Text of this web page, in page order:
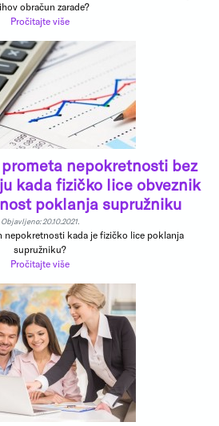
obračun zarade?
Pročitajte više
nepokretnosti bez
kada fizičko lice obveznik
poklanja supružniku
Objavljeno: 20.10.2021.
nepokretnosti kada je fizičko lice poklanja
supružniku?
Pročitajte više